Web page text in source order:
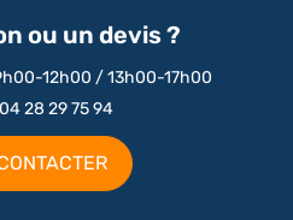
ou un devis ?
12h00 / 13h00-17h00
28 29 75 94